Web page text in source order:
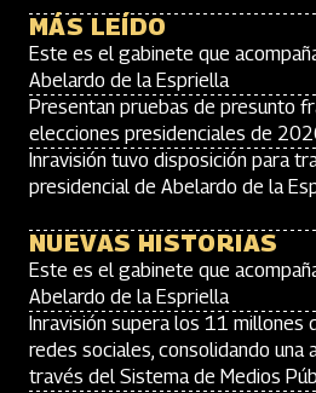
MÁS LEÍDO
Este es el gabinete que
Abelardo de la Espriella
Presentan pruebas de presunto
elecciones presidenciales de
Inravisión tuvo disposición para
presidencial de Abelardo de la
NUEVAS HISTORIAS
Este es el gabinete que
Abelardo de la Espriella
Inravisión supera los 11 millones
redes sociales, consolidando una
través del Sistema de Medios